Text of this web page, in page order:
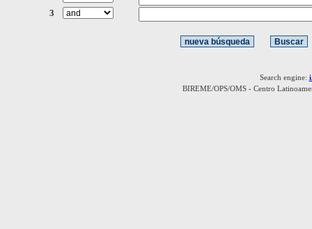
3
Search engine:
BIREME/OPS/OMS - Centro